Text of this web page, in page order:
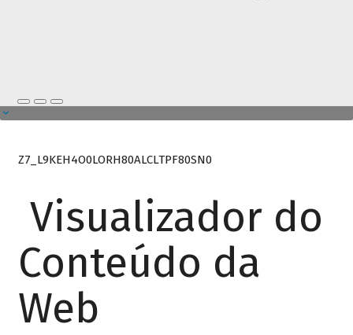
Z7_L9KEH4O0LORH80ALCLTPF80SN0
Visualizador do
Conteúdo da
Web